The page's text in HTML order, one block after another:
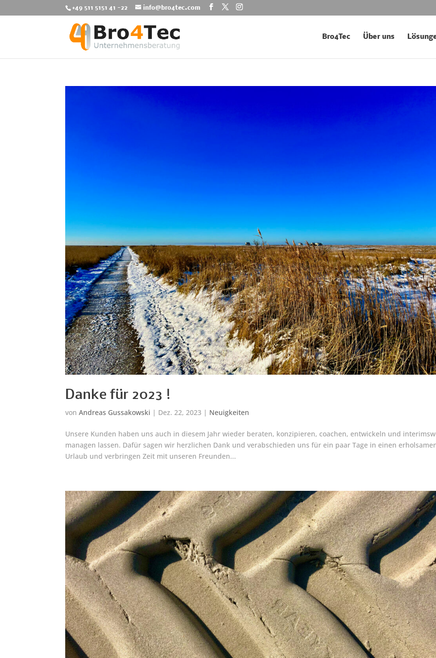
+49 511 5151 41 -22 info@bro4tec.com
Bro4Tec Über uns
Danke für 2023 !
vonAndreas Gussakowski | Dez. 22, 2023 | Neuigkeiten
Unsere Kunden haben uns auch in diesem Jahr wieder beraten, konzipieren, coachen, entwickeln und
managen lassen. Dafür sagen wir herzlichen Dank und verabschieden uns für ein paar Tage in einen
Urlaub und verbringen Zeit mit unseren Freunden...